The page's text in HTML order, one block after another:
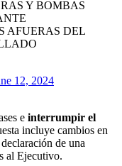
Y BOMBAS
AFUERAS DEL
12, 2024
e interrumpir el
incluye cambios en
de una
al Ejecutivo.